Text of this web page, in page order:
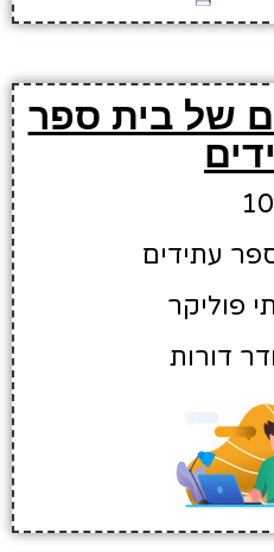
של בית ספר
עתידים
פוליקר
דורות